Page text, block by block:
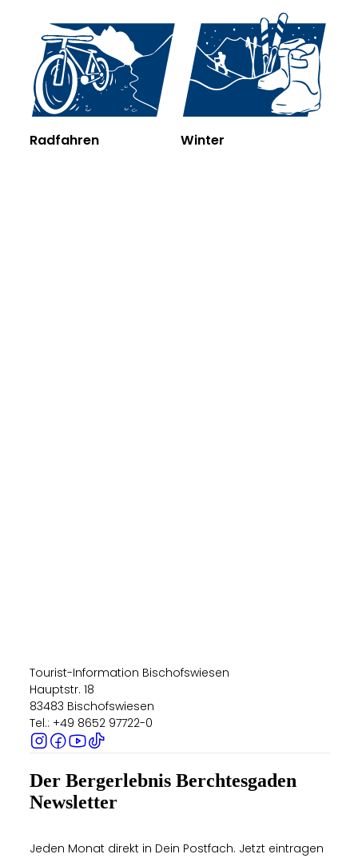
Radfahren Winter
Tourist-Information Bischofswiesen
Hauptstr. 18
83483 Bischofswiesen
Tel.: +49 8652 97722-0
Der Bergerlebnis Berchtesgaden
Newsletter
Jeden Monat direkt in Dein Postfach. Jetzt eintragen